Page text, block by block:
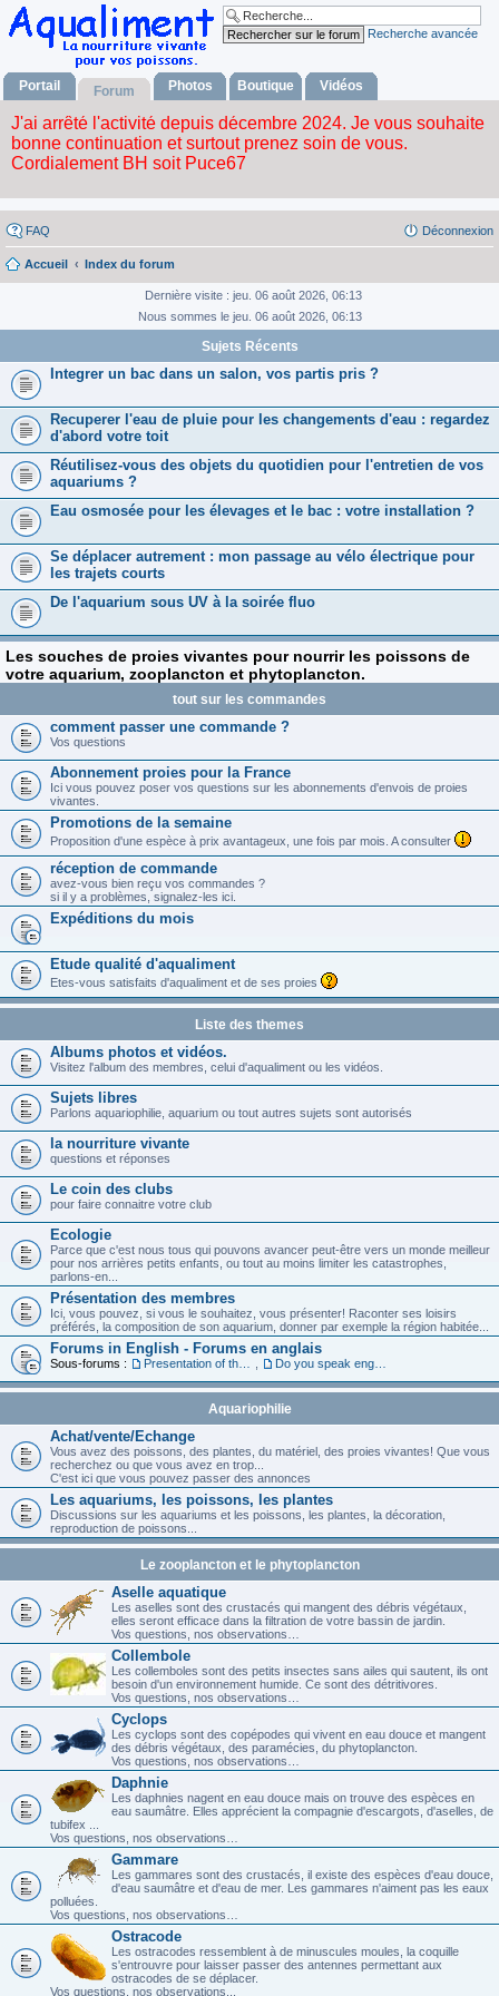
Recherche avancée
Portail Forum Photos Boutique Vidéos
FAQ Déconnexion
Accueil Index du forum
Dernière visite : jeu. 06 août 2026, 06:13
Nous sommes le jeu. 06 août 2026, 06:13
Sujets Récents
Integrer un bac dans un salon, vos partis pris ?
Recuperer l'eau de pluie pour les changements d'eau : regardez
d'abord votre toit
Réutilisez-vous des objets du quotidien pour l'entretien de vos
aquariums ?
Eau osmosée pour les élevages et le bac : votre installation ?
Se déplacer autrement : mon passage au vélo électrique pour
les trajets courts
De l'aquarium sous UV à la soirée fluo
Les souches de proies vivantes pour nourrir les poissons de
votre aquarium, zooplancton et phytoplancton.
tout sur les commandes
comment passer une commande ?
Vos questions
Abonnement proies pour la France
Ici vous pouvez poser vos questions sur les abonnements d'envois de proies
vivantes.
Promotions de la semaine
Proposition d'une espèce à prix avantageux, une fois par mois. A consulter
réception de commande
avez-vous bien reçu vos commandes ?
si il y a problèmes, signalez-les ici.
Expéditions du mois
Etude qualité d'aqualiment
Etes-vous satisfaits d'aqualiment et de ses proies
Liste des themes
Albums photos et vidéos.
Visitez l'album des membres, celui d'aqualiment ou les vidéos.
Sujets libres
Parlons aquariophilie, aquarium ou tout autres sujets sont autorisés
la nourriture vivante
questions et réponses
Le coin des clubs
pour faire connaitre votre club
Ecologie
Parce que c'est nous tous qui pouvons avancer peut-être vers un monde meilleur
pour nos arrières petits enfants, ou tout au moins limiter les catastrophes,
parlons-en...
Présentation des membres
Ici, vous pouvez, si vous le souhaitez, vous présenter! Raconter ses loisirs
préférés, la composition de son aquarium, donner par exemple la région habitée...
Forums in English - Forums en anglais
Sous-forums :
Aquariophilie
Achat/vente/Echange
Vous avez des poissons, des plantes, du matériel, des proies vivantes! Que vous
recherchez ou que vous avez en trop...
C'est ici que vous pouvez passer des annonces
Les aquariums, les poissons, les plantes
Discussions sur les aquariums et les poissons, les plantes, la décoration,
reproduction de poissons...
Le zooplancton et le phytoplancton
Aselle aquatique
Les aselles sont des crustacés qui mangent des débris végétaux,
elles seront efficace dans la filtration de votre bassin de jardin.
Vos questions, nos observations…
Collembole
Les collemboles sont des petits insectes sans ailes qui sautent, ils ont
besoin d'un environnement humide. Ce sont des détritivores.
Vos questions, nos observations…
Cyclops
Les cyclops sont des copépodes qui vivent en eau douce et mangent
des débris végétaux, des paramécies, du phytoplancton.
Vos questions, nos observations…
Daphnie
Les daphnies nagent en eau douce mais on trouve des espèces en
eau saumâtre. Elles apprécient la compagnie d'escargots, d'aselles, de
tubifex ...
Vos questions, nos observations…
Gammare
Les gammares sont des crustacés, il existe des espèces d'eau douce,
d'eau saumâtre et d'eau de mer. Les gammares n'aiment pas les eaux
polluées.
Vos questions, nos observations…
Ostracode
Les ostracodes ressemblent à de minuscules moules, la coquille
s'entrouvre pour laisser passer des antennes permettant aux
ostracodes de se déplacer.
Vos questions, nos observations...